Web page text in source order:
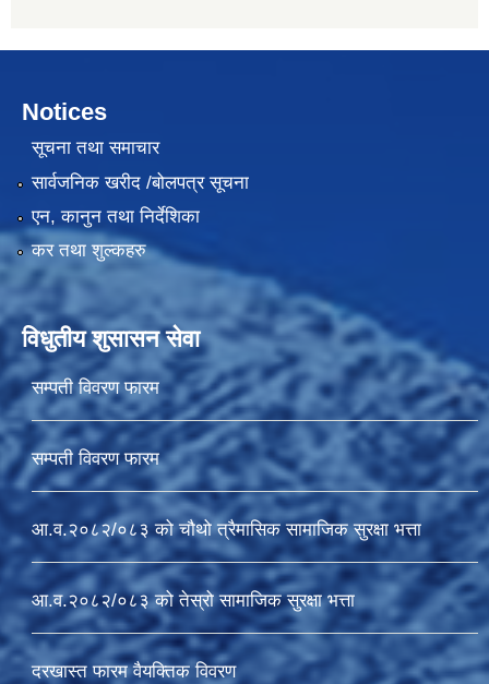
Notices
सूचना तथा समाचार
सार्वजनिक खरीद /बोलपत्र सूचना
एन, कानुन तथा निर्देशिका
कर तथा शुल्कहरु
विधुतीय शुसासन सेवा
सम्पती विवरण फारम
सम्पती विवरण फारम
आ.व.२०८२/०८३ को चौथो त्रैमासिक सामाजिक सुरक्षा भत्ता
आ.व.२०८२/०८३ को तेस्रो सामाजिक सुरक्षा भत्ता
दरखास्त फारम वैयक्तिक विवरण